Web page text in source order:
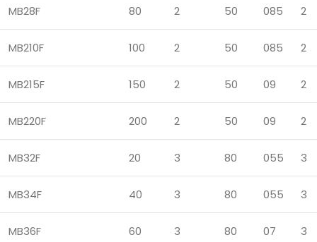
MB28F 80 2 50 085 2
MB210F 100 2 50 085 2
MB215F 150 2 50 09 2
MB220F 200 2 50 09 2
MB32F 20 3 80 055 3
MB34F 40 3 80 055 3
MB36F 60 3 80 07 3